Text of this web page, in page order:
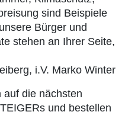
sind Beispiele
Bürger und
stehen an Ihrer Seite,
i.V. Marko Winter
auf die nächsten
und bestellen